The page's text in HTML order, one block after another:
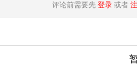
评论前需要先 登录 或者